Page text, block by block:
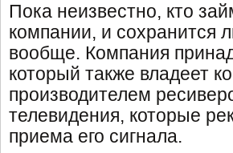
Пока неизвестно, кто
компании, и сохранится
вообще. Компания
который также владеет
производителем
телевидения, которые
приема его сигнала.